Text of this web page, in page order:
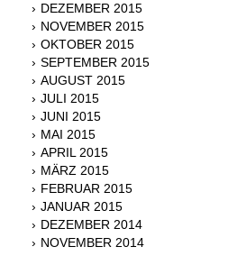
DEZEMBER 2015
NOVEMBER 2015
OKTOBER 2015
SEPTEMBER 2015
AUGUST 2015
JULI 2015
JUNI 2015
MAI 2015
APRIL 2015
MÄRZ 2015
FEBRUAR 2015
JANUAR 2015
DEZEMBER 2014
NOVEMBER 2014